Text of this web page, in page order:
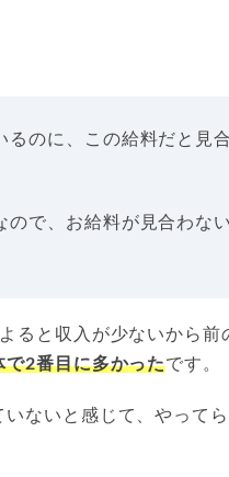
るのに、この給料だと見
で、お給料が見合わな
ると収入が少ないから
で2番目に多かったです。
ないと感じて、やって